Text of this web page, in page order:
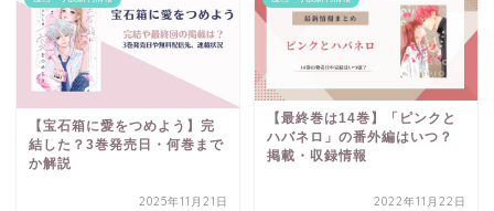
【宝石箱に愛をつめよう】完
結した？3巻発売日・何巻まで
か解説
2025年11月21日
【最終巻は14巻】「ピンクと
ハバネロ」の番外編はいつ？
掲載・収録情報
2022年11月22日